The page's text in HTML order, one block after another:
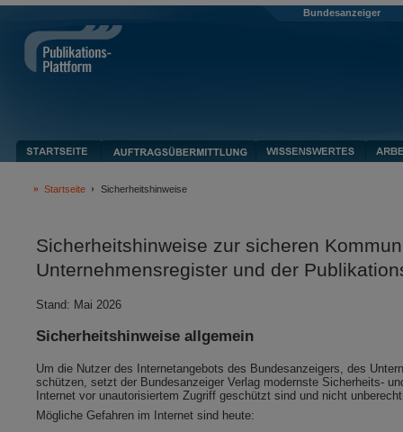
Bundesanzeiger
Startseite Sicherheitshinweise
Sicherheitshinweise zur sicheren
Unternehmensregister und der
Stand: Mai 2026
Sicherheitshinweise allgemein
Um die Nutzer des Internetangebots des Bundesanzeigers, des
schützen, setzt der Bundesanzeiger Verlag modernste Sicherheits-
Internet vor unautorisiertem Zugriff geschützt sind und nicht
Mögliche Gefahren im Internet sind heute: